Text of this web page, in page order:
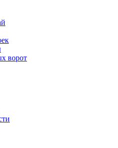
ворот